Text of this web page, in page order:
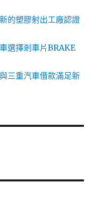
的塑膠射出工廠認證
選擇剎車片BRAKE
三重汽車借款滿足新